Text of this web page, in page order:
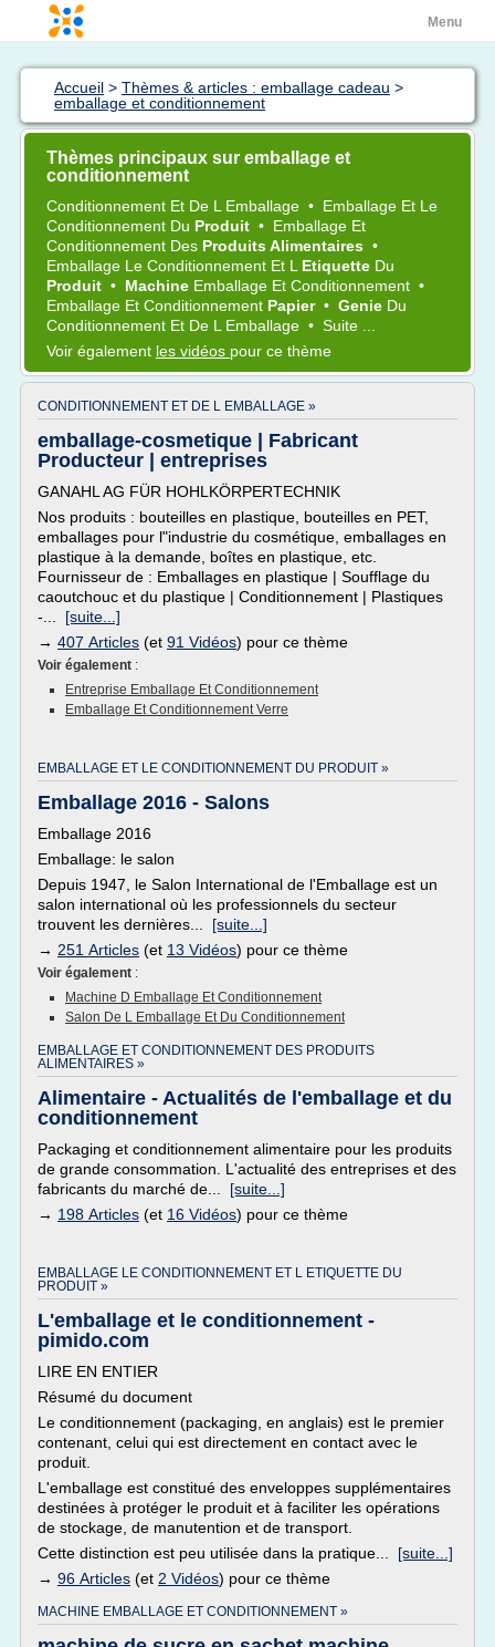
Menu
Accueil > Thèmes & articles : emballage cadeau >
emballage et conditionnement
Thèmes principaux sur emballage et
conditionnement
Conditionnement Et De L Emballage • Emballage Et Le
Conditionnement Du Produit • Emballage Et
Conditionnement Des Produits Alimentaires •
Emballage Le Conditionnement Et L Etiquette Du
Produit • Machine Emballage Et Conditionnement •
Emballage Et Conditionnement Papier • Genie Du
Conditionnement Et De L Emballage • Suite ...
Voir également les vidéos pour ce thème
CONDITIONNEMENT ET DE L EMBALLAGE »
emballage-cosmetique | Fabricant
Producteur | entreprises
GANAHL AG FÜR HOHLKÖRPERTECHNIK
Nos produits : bouteilles en plastique, bouteilles en PET,
emballages pour l"industrie du cosmétique, emballages en
plastique à la demande, boîtes en plastique, etc.
Fournisseur de : Emballages en plastique | Soufflage du
caoutchouc et du plastique | Conditionnement | Plastiques
-... [suite...]
→ 407 Articles (et 91 Vidéos) pour ce thème
Voir également :
Entreprise Emballage Et Conditionnement
Emballage Et Conditionnement Verre
EMBALLAGE ET LE CONDITIONNEMENT DU PRODUIT »
Emballage 2016 - Salons
Emballage 2016
Emballage: le salon
Depuis 1947, le Salon International de l'Emballage est un
salon international où les professionnels du secteur
trouvent les dernières... [suite...]
→ 251 Articles (et 13 Vidéos) pour ce thème
Voir également :
Machine D Emballage Et Conditionnement
Salon De L Emballage Et Du Conditionnement
EMBALLAGE ET CONDITIONNEMENT DES PRODUITS
ALIMENTAIRES »
Alimentaire - Actualités de l'emballage et du
conditionnement
Packaging et conditionnement alimentaire pour les produits
de grande consommation. L'actualité des entreprises et des
fabricants du marché de... [suite...]
→ 198 Articles (et 16 Vidéos) pour ce thème
EMBALLAGE LE CONDITIONNEMENT ET L ETIQUETTE DU
PRODUIT »
L'emballage et le conditionnement -
pimido.com
LIRE EN ENTIER
Résumé du document
Le conditionnement (packaging, en anglais) est le premier
contenant, celui qui est directement en contact avec le
produit.
L'emballage est constitué des enveloppes supplémentaires
destinées à protéger le produit et à faciliter les opérations
de stockage, de manutention et de transport.
Cette distinction est peu utilisée dans la pratique... [suite...]
→ 96 Articles (et 2 Vidéos) pour ce thème
MACHINE EMBALLAGE ET CONDITIONNEMENT »